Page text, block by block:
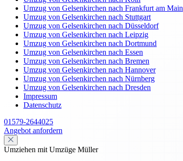
Umzug von Gelsenkirchen nach Frankfurt am Main
Umzug von Gelsenkirchen nach Stuttgart
Umzug von Gelsenkirchen nach Düsseldorf
Umzug von Gelsenkirchen nach Leipzig
Umzug von Gelsenkirchen nach Dortmund
Umzug von Gelsenkirchen nach Essen
Umzug von Gelsenkirchen nach Bremen
Umzug von Gelsenkirchen nach Hannover
Umzug von Gelsenkirchen nach Nürnberg
Umzug von Gelsenkirchen nach Dresden
Impressum
Datenschutz
01579-2644025
Angebot anfordern
Umziehen mit Umzüge Müller